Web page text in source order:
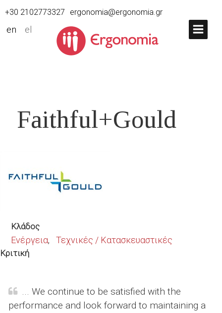
+30 2102773327 ergonomia@ergonomia.gr
en el
Faithful+Gould
Κλάδος
Ενέργεια Τεχνικές / Κατασκευαστικές
Κριτική
... We continue to be satisfied with the
performance and look forward to maintaining a